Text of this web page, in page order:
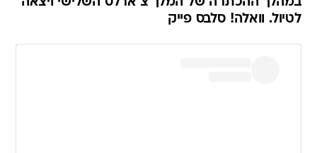
לטיול. וואלה! סלבס פייק